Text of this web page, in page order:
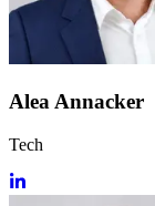
Alea Annacker
Tech